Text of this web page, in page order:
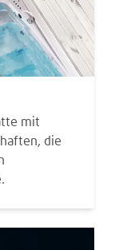
mit
die